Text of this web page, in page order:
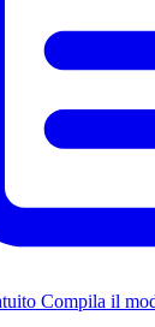
Compila il